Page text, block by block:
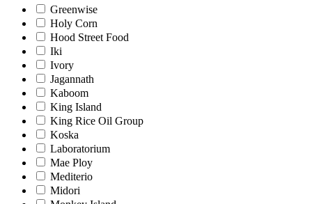
Greenwise
Holy Corn
Hood Street Food
Iki
Ivory
Jagannath
Kaboom
King Island
King Rice Oil Group
Koska
Laboratorium
Mae Ploy
Mediterio
Midori